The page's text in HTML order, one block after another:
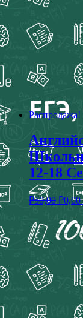
Распродажа!
12-18
₽50,00 ₽0,00